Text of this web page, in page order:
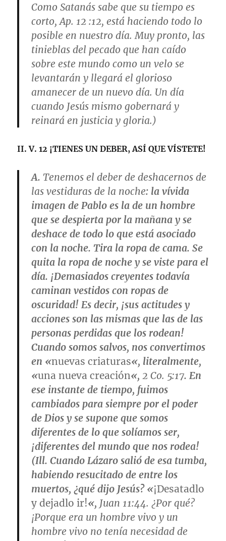
Como Satanás sabe que su tiempo es
corto,Ap. 12 :12, está haciendo todo lo
posible en nuestro día. Muy pronto, las
tinieblas del pecado que han caído
sobre este mundo como un velo se
levantarán y llegará el glorioso
amanecer de un nuevo día. Un día
cuando Jesús mismo gobernará y
reinará en justicia y gloria.)
II. V. 12 ¡TIENES UN DEBER, ASÍ QUE VÍSTETE!
A. Tenemos el deber de deshacernos de
las vestiduras de la noche: la vívida
imagen de Pablo es la de un hombre
que se despierta por la mañana y se
deshace de todo lo que está asociado
con la noche. Tira la ropa de cama. Se
quita la ropa de noche y se viste para el
día. ¡Demasiados creyentes todavía
caminan vestidos con ropas de
oscuridad! Es decir, ¡sus actitudes y
acciones son las mismas que las de las
personas perdidas que los rodean!
Cuando somos salvos, nos convertimos
en «nuevas criaturas«, literalmente,
«una nueva creación«, 2 Co. 5:17. En
ese instante de tiempo, fuimos
cambiados para siempre por el poder
de Dios y se supone que somos
diferentes de lo que solíamos ser,
¡diferentes del mundo que nos rodea!
(Ill. Cuando Lázaro salió de esa tumba,
habiendo resucitado de entre los
muertos, ¿qué dijo Jesús? «¡Desatadlo
y dejadlo ir!«, Juan 11:44. ¿Por qué?
¡Porque era un hombre vivo y un
hombre vivo no tenía necesidad de